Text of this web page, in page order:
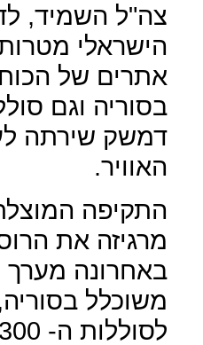
צה"ל השמיד,
אתרים של
בסוריה וגם
דמשק שירתה
האוויר.
התקיפה
מרגיזה את
באחרונה מערך
משוכלל
לסוללות ה- 300-